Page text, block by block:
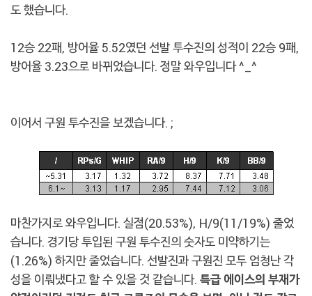
도 했습니다.
12승 22패, 방어율 5.52였던 선발 투수진의 성적이 22승 9패,
방어율 3.23으로 바뀌었습니다. 정말 와우입니다 ^_^
이어서 구원 투수진을 보겠습니다. ;
마찬가지로 와우입니다. 실점(20.53%), H/9(11/19%) 줄었
습니다. 경기당 투입된 구원 투수진의 숫자도 미약하기는
(1.26%) 하지만 줄었습니다. 선발진과 구원진 모두 엄청난 각
성을 이뤄냈다고 할 수 있을 것 같습니다. 특급 에이스의 부재가